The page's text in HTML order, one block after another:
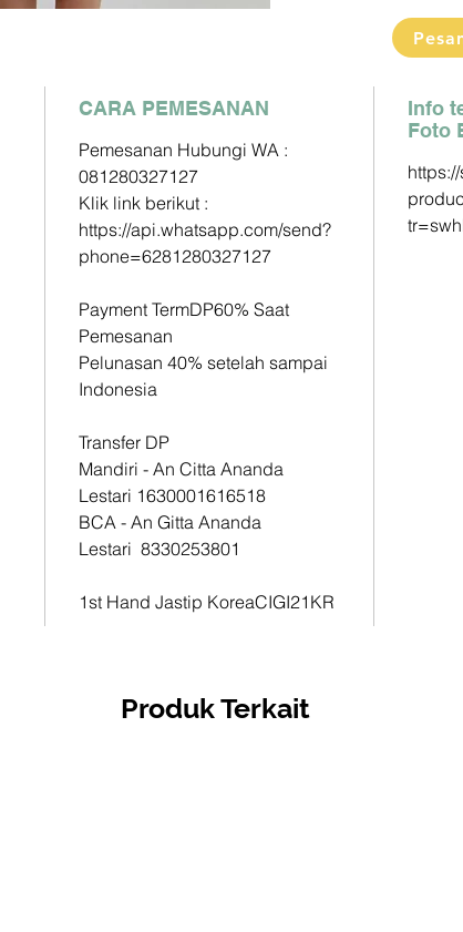
BCA -
CARA PEMESANAN
Pemesanan Hubungi WA :
081280327127
Klik link berikut :
https://api.whatsapp.com/send?
phone=6281280327127
Payment TermDP60% Saat
Pemesanan
Pelunasan 40% setelah sampai
Indonesia
Transfer DP
Mandiri - An Citta Ananda
Lestari 1630001616518
BCA - An Gitta Ananda
Lestari 8330253801
1st Hand Jastip KoreaCIGI21KR
Info
Foto
Produk Terkait